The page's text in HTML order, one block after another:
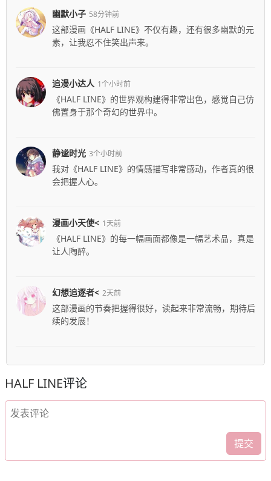
幽默小子 58分钟前
这部漫画《HALF LINE》不仅有趣，还有很多幽默的元
素，让我忍不住笑出声来。
追漫小达人 1个小时前
《HALF LINE》的世界观构建得非常出色，感觉自己仿
佛置身于那个奇幻的世界中。
静谧时光 3个小时前
我对《HALF LINE》的情感描写非常感动，作者真的很
会把握人心。
漫画小天使< 1天前
《HALF LINE》的每一幅画面都像是一幅艺术品，真是
让人陶醉。
幻想追逐者< 2天前
这部漫画的节奏把握得很好，读起来非常流畅，期待后
续的发展！
HALF LINE评论
提交